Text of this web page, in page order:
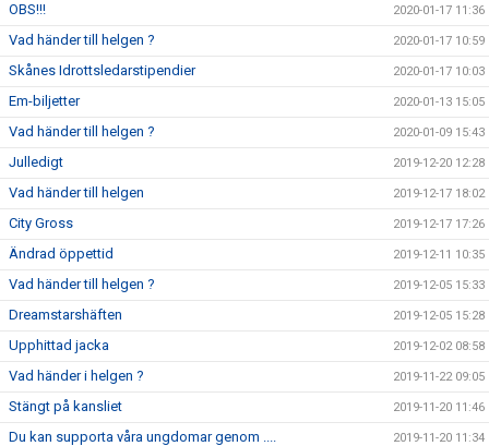
OBS!!! 2020-01-17 11:36
Vad händer till helgen ? 2020-01-17 10:59
Skånes Idrottsledarstipendier 2020-01-17 10:03
Em-biljetter 2020-01-13 15:05
Vad händer till helgen ? 2020-01-09 15:43
Julledigt 2019-12-20 12:28
Vad händer till helgen 2019-12-17 18:02
City Gross 2019-12-17 17:26
Ändrad öppettid 2019-12-11 10:35
Vad händer till helgen ? 2019-12-05 15:33
Dreamstarshäften 2019-12-05 15:28
Upphittad jacka 2019-12-02 08:58
Vad händer i helgen ? 2019-11-22 09:05
Stängt på kansliet 2019-11-20 11:46
Du kan supporta våra ungdomar genom .... 2019-11-20 11:34